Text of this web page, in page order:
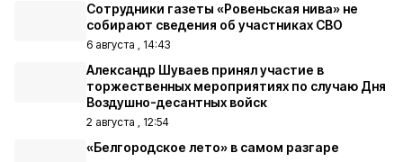
Сотрудники газеты «Ровеньская нива» не
собирают сведения об участниках СВО
6 августа , 14:43
Александр Шуваев принял участие в
торжественных мероприятиях по случаю Дня
Воздушно-десантных войск
2 августа , 12:54
«Белгородское лето» в самом разгаре